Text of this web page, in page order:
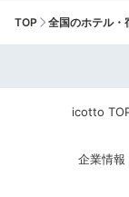
TOP 全国のホテル・
icotto
企業情報